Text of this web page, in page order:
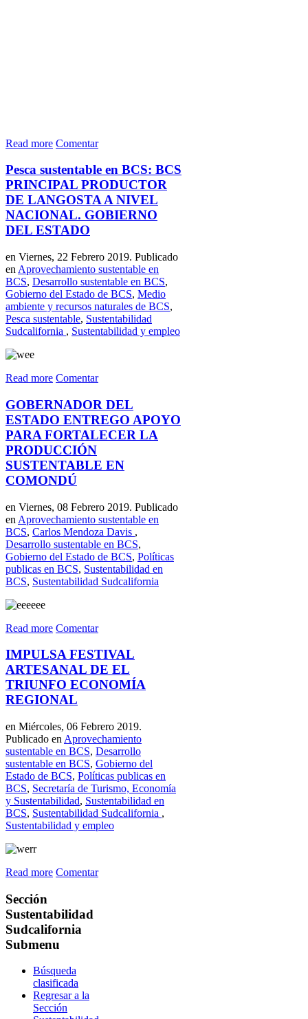
Read more Comentar
Pesca sustentable en BCS: BCS
PRINCIPAL PRODUCTOR
DE LANGOSTA A NIVEL
NACIONAL. GOBIERNO
DEL ESTADO
en Viernes, 22 Febrero 2019. Publicado
en Aprovechamiento sustentable en
BCS, Desarrollo sustentable en BCS,
Gobierno del Estado de BCS, Medio
ambiente y recursos naturales de BCS,
Pesca sustentable, Sustentabilidad
Sudcalifornia , Sustentabilidad y empleo
Read more Comentar
GOBERNADOR DEL
ESTADO ENTREGO APOYO
PARA FORTALECER LA
PRODUCCIÓN
SUSTENTABLE EN
COMONDÚ
en Viernes, 08 Febrero 2019. Publicado
en Aprovechamiento sustentable en
BCS, Carlos Mendoza Davis ,
Desarrollo sustentable en BCS,
Gobierno del Estado de BCS, Políticas
publicas en BCS, Sustentabilidad en
BCS, Sustentabilidad Sudcalifornia
Read more Comentar
IMPULSA FESTIVAL
ARTESANAL DE EL
TRIUNFO ECONOMÍA
REGIONAL
en Miércoles, 06 Febrero 2019.
Publicado en Aprovechamiento
sustentable en BCS, Desarrollo
sustentable en BCS, Gobierno del
Estado de BCS, Políticas publicas en
BCS, Secretaría de Turismo, Economía
y Sustentabilidad, Sustentabilidad en
BCS, Sustentabilidad Sudcalifornia ,
Sustentabilidad y empleo
Read more Comentar
Sección
Sustentabilidad
Sudcalifornia
Submenu
Búsqueda
clasificada
Regresar a la
Sección